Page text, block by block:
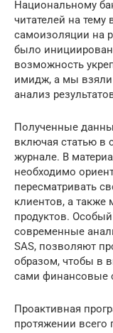
Национальному
читателей на
самоизоляции на
было
возможность
имидж, а мы взяли
анализ
Полученные
включая статью в
журнале. В
необходимо
пересматривать
клиентов, а также
продуктов.
современные
SAS, позволяют
образом, чтобы в
сами финансовые
Проактивная
протяжении